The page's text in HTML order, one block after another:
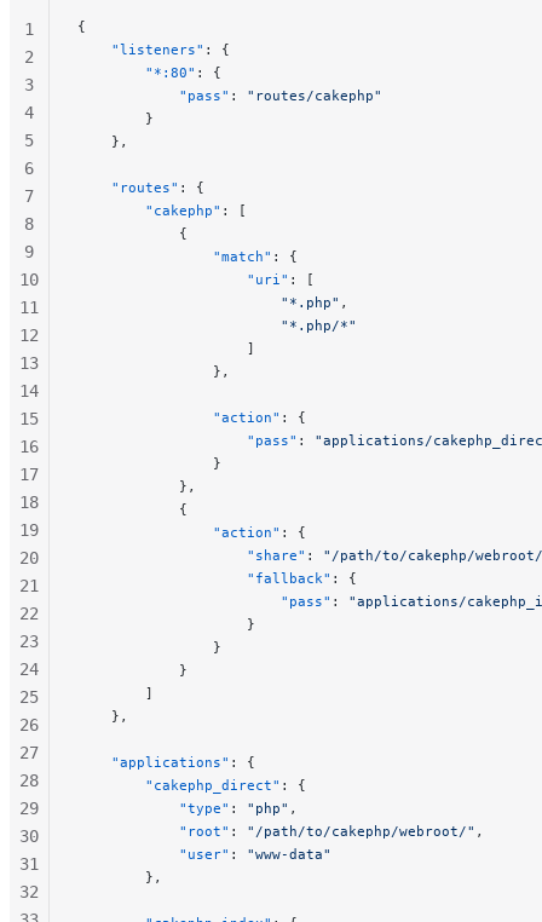
{
    "listeners"
: {
        "*:80"
: {
            "pass"
: "routes/cakephp"
        }
    },
    "routes"
: {
        "cakephp"
: [
            {
                "match"
: {
                    "uri"
: [
                        "*.php"
,
                        "*.php/*"
                    ]
                },
                "action"
: {
                    "pass"
: "applications/
                }
            },
            {
                "action"
: {
                    "share"
: "/path/to/cakephp/
                    "fallback"
: {
                        "pass"
: "applications/
                    }
                }
            }
        ]
    },
    "applications"
: {
        "cakephp_direct"
: {
            "type"
: "php" ,
            "root"
: "/path/to/cakephp/webroot/" ,
            "user"
: "www-data"
        },
1
2
3
4
5
6
7
8
9
10
11
12
13
14
15
16
17
18
19
20
21
22
23
24
25
26
27
28
29
30
31
32